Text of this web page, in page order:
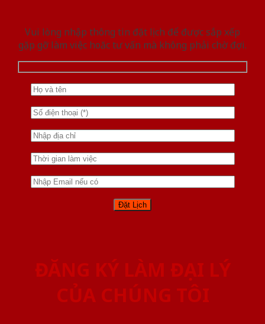
Vui lòng nhập thông tin đặt lịch để được sắp xếp
gặp gỡ làm việc hoăc tư vấn mà không phải chờ đợi.
ĐĂNG KÝ LÀM ĐẠI LÝ
CỦA CHÚNG TÔI